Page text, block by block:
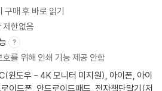
구매 후 바로 읽기
제한없음
호를 위해 인쇄 기능 제공 안함
윈도우 - 4K 모니터 미지원), 아이폰, 아이
이드폰, 안드로이드패드, 전자책단말기(저